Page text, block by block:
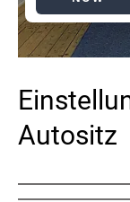
Autositz